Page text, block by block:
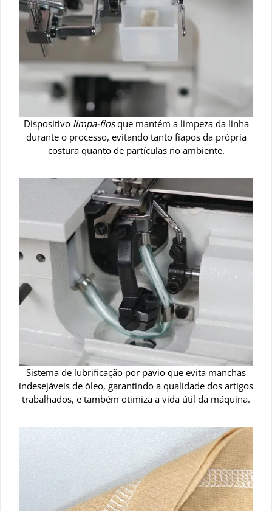
Dispositivo limpa-fiosque mantém a limpeza da linha
durante o processo, evitando tanto fiapos da própria
costura quanto de partículas no ambiente.
Sistema de lubrificação por pavio que evita manchas
indesejáveis de óleo, garantindo a qualidade dos artigos
trabalhados, e também otimiza a vida útil da máquina.